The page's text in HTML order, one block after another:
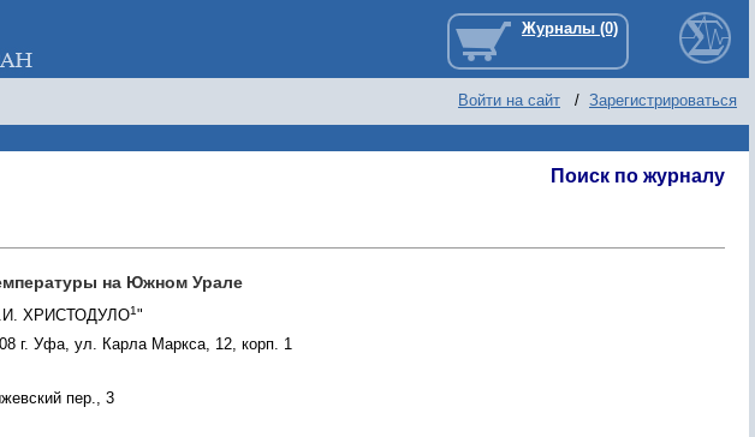
Войти на сайт / Зарегистрироваться
Поиск по журналу
на Южном Урале
ХРИСТОДУЛО1"
г. Уфа, ул. Карла Маркса, 12, корп. 1
пер., 3